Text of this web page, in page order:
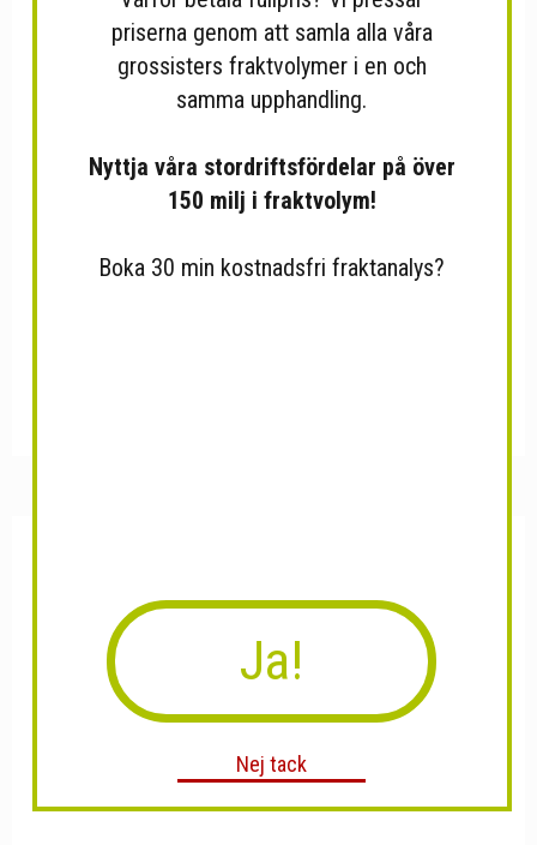
Tändsticksförvaring Exotac... Airsoft Gevär G&G GC7A1...
priserna genom att samla alla våra
grossisters fraktvolymer i en och
samma upphandling.
Nyttja våra stordriftsfördelar på över
150 milj i fraktvolym!
Boka 30 min kostnadsfri fraktanalys?
Ja!
Nej tack